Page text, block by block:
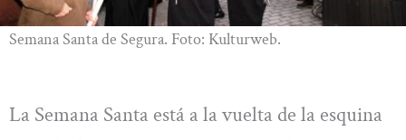
Semana Santa de Segura. Foto: Kulturweb.
La Semana Santa está a la vuelta de la esquina